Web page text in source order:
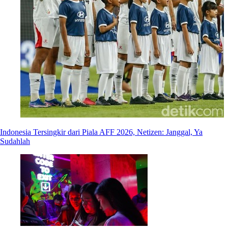
Indonesia Tersingkir dari Piala AFF 2026, Netizen: Janggal, Ya
Sudahlah